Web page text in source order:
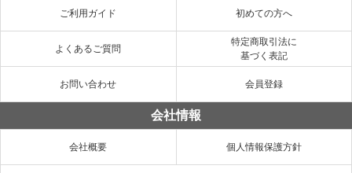
ご利用ガイド 初めての方へ
よくあるご質問
特定商取引法に
基づく表記
お問い合わせ 会員登録
会社情報
会社概要 個人情報保護方針